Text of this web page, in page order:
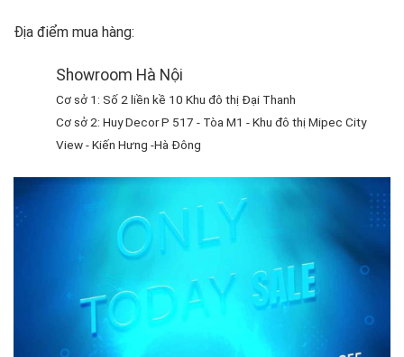
Địa điểm mua hàng:
Showroom Hà Nội
Cơ sở 1: Số 2 liền kề 10 Khu đô thị Đại Thanh
Cơ sở 2: Huy Decor P 517 - Tòa M1 - Khu đô thị Mipec City
View - Kiến Hưng -Hà Đông